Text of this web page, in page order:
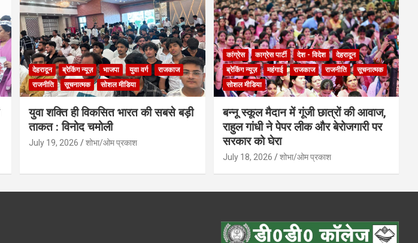
देहरादून ब्रेकिंग न्यूज़ भाजपा युवा वर्ग
राजकाज
राजनीति
सूचनात्मक सोशल मीडिया
युवा शक्ति ही विकसित भारत की सबसे बड़ी
ताकत : विनोद चमोली
July 19, 2026 शोभा/ओम प्रकाश
कांग्रेस काग्रेस पार्टी देश - विदेश
देहरादून
ब्रेकिंग न्यूज़
महंगाई राजकाज राजनीति
सूचनात्मक
सोशल मीडिया
बन्नू स्कूल मैदान में गूंजी छात्रों की आवाज,
राहुल गांधी ने पेपर लीक और बेरोजगारी पर
सरकार को घेरा
July 18, 2026 शोभा/ओम प्रकाश